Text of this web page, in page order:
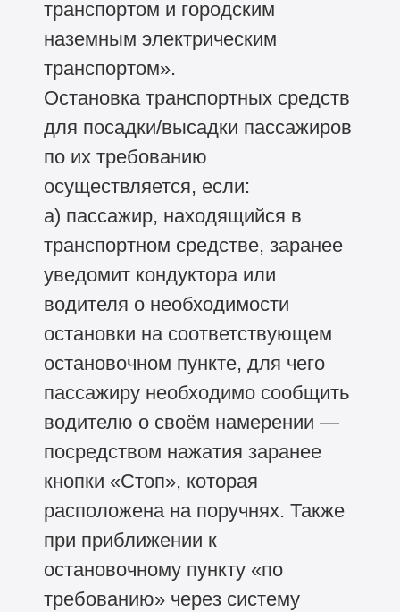
транспортом и городским
наземным электрическим
транспортом».
Остановка транспортных средств
для посадки/высадки пассажиров
по их требованию
осуществляется, если:
а) пассажир, находящийся в
транспортном средстве, заранее
уведомит кондуктора или
водителя о необходимости
остановки на соответствующем
остановочном пункте, для чего
пассажиру необходимо сообщить
водителю о своём намерении —
посредством нажатия заранее
кнопки «Стоп», которая
расположена на поручнях. Также
при приближении к
остановочному пункту «по
требованию» через систему